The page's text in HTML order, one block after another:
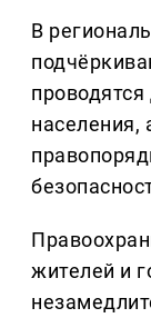
В
населения,
жителей и